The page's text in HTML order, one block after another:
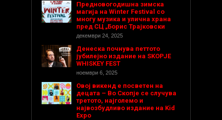
Предновогодишнa зимска
магија на Winter Festival со
многу музика и улична храна
пред СЦ „Борис Трајковски
декември 24, 2025
Денеска почнува петтото
јубилејно издание на SKOPJE
WHISKEY FEST
ноември 6, 2025
Овој викенд е посветен на
децата – Во Скопје се случува
третото, најголемо и
највозбудливо издание на Kid
Expo